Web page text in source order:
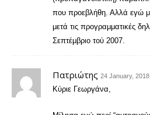
που προεβλήθη. Αλλά εγώ
μετά τις προγραμματικές
Σεπτέμβριο τού 2007.
Πατριώτης 24 January,
Κύριε Γεωργάνα,